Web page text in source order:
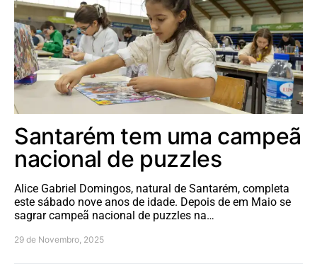
Santarém tem uma campeã
nacional de puzzles
Alice Gabriel Domingos, natural de Santarém, completa
este sábado nove anos de idade. Depois de em Maio se
sagrar campeã nacional de puzzles na…
29 de Novembro, 2025